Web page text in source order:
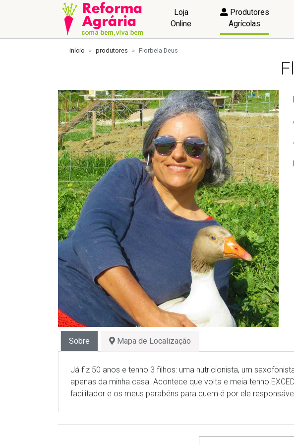
Loja
Online
Produtores
Agrícolas
início produtores Florbela Deus
Sobre Mapa de Localização
Já fiz 50 anos e tenho 3 filhos: uma nutricionista, um
apenas da minha casa. Acontece que volta e meia tenho
facilitador e os meus parabéns para quem é por ele